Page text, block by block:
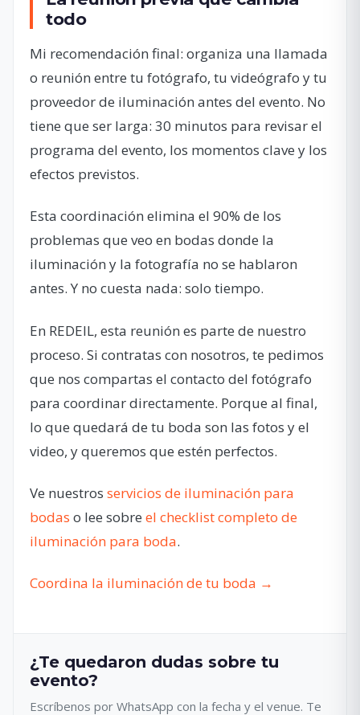
todo
Mi recomendación final: organiza una llamada
o reunión entre tu fotógrafo, tu videógrafo y tu
proveedor de iluminación antes del evento. No
tiene que ser larga: 30 minutos para revisar el
programa del evento, los momentos clave y los
efectos previstos.
Esta coordinación elimina el 90% de los
problemas que veo en bodas donde la
iluminación y la fotografía no se hablaron
antes. Y no cuesta nada: solo tiempo.
En REDEIL, esta reunión es parte de nuestro
proceso. Si contratas con nosotros, te pedimos
que nos compartas el contacto del fotógrafo
para coordinar directamente. Porque al final,
lo que quedará de tu boda son las fotos y el
video, y queremos que estén perfectos.
Ve nuestros servicios de iluminación para
bodas o lee sobre el checklist completo de
iluminación para boda.
Coordina la iluminación de tu boda →
¿Te quedaron dudas sobre tu
evento?
Escríbenos por WhatsApp con la fecha y el venue. Te